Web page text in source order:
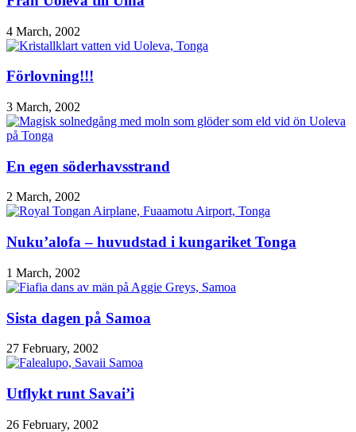
4 March, 2002
Förlovning!!!
3 March, 2002
En egen söderhavsstrand
2 March, 2002
Nuku’alofa – huvudstad i kungariket Tonga
1 March, 2002
Sista dagen på Samoa
27 February, 2002
Utflykt runt Savai’i
26 February, 2002